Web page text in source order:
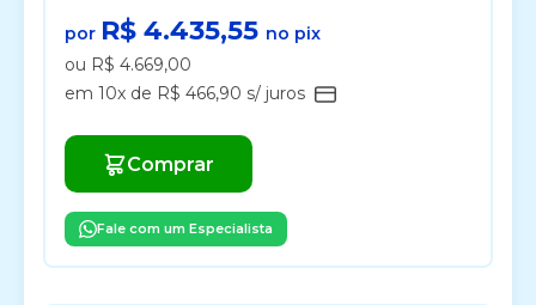
por R$ 4.435,55 no pix
ou R$ 4.669,00
em 10x de R$ 466,90 s/ juros
Comprar
Fale com um Especialista